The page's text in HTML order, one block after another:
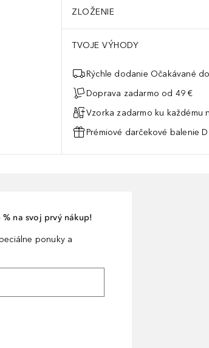
ZLOŽENIE
TVOJE VÝHODY
Rýchle dodanie Očakávané
Doprava zadarmo od 49 €
Vzorka zadarmo ku každému
Prémiové darčekové balenie
na svoj prvý nákup!
ponuky a